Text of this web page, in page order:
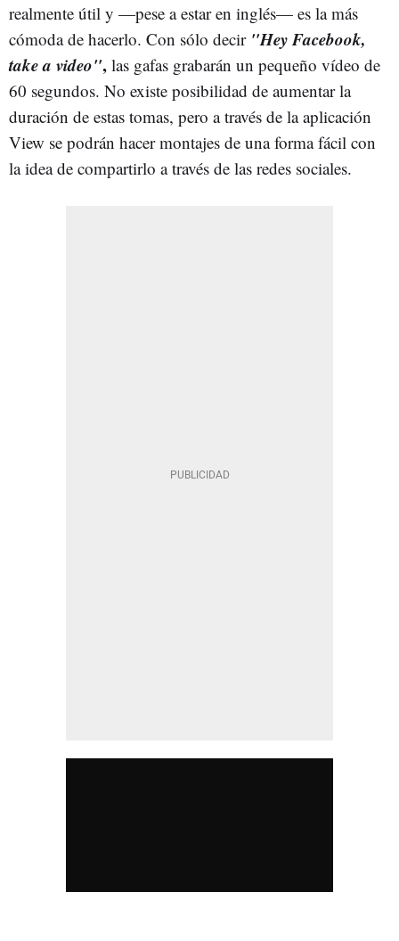
realmente útil y —pese a estar en inglés— es la más
cómoda de hacerlo. Con sólo decir "Hey Facebook,
take a video", las gafas grabarán un pequeño vídeo de
60 segundos. No existe posibilidad de aumentar la
duración de estas tomas, pero a través de la aplicación
View se podrán hacer montajes de una forma fácil con
la idea de compartirlo a través de las redes sociales.